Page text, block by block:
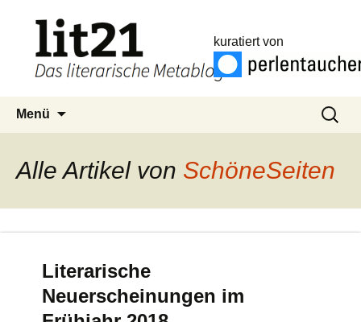
kuratiert von
Menü
Suchen
nach:
Alle Artikel von SchöneSeiten
Literarische
Neuerscheinungen im